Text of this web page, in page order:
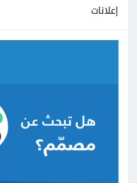
إعلانات